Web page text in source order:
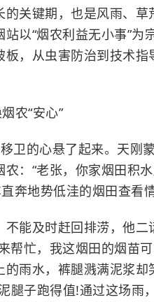
关键期，也是风雨、草
以“烟农利益无小事”为
，从虫害防治到技术指
农“安心”
卫的心悬了起来。天刚
：“老张，你家烟田积水
奔地势低洼的烟田查看情
能及时赶回排涝，他二
帮忙，我这烟田的烟苗
雨水，裤腿溅满泥浆却
腿子跑得值!通过这场雨